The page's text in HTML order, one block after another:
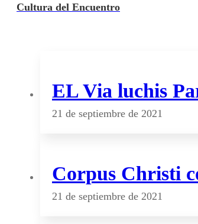
Cultura del Encuentro
EL Via luchis
21 de septiembre de 2021
Corpus Christi
21 de septiembre de 2021